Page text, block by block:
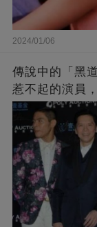
2024/01/06
傳說中的「黑
惹不起的演員